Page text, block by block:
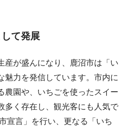
して発展
産が盛んになり、鹿沼市は「い
魅力を発信しています。市内に
農園や、いちごを使ったスイー
多く存在し、観光客にも人気で
宣言」を行い、更なる「いち